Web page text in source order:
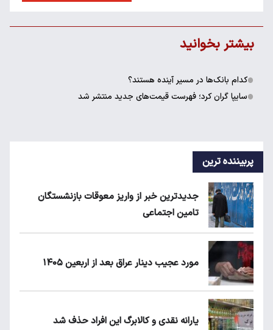
بیشتر بخوانید
کدام بانک‌ها در مسیر آینده هستند؟
سایپا گران کرد؛ فهرست قیمت‌های جدید منتشر شد
پربیننده ترین
جدیدترین خبر از واریز معوقات بازنشستگان
تامین اجتماعی
مورد عجیب دینار عراق بعد از اربعین ۱۴۰۵
یارانه نقدی و کالابرگ این افراد حذف شد